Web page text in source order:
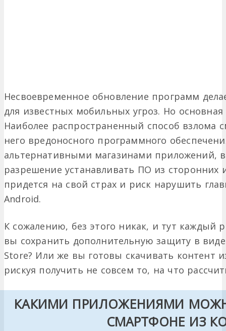
Несвоевременное обновление программ
для известных мобильных угроз. Но
Наиболее распространенный способ взлома
него вредоносного программного
альтернативными магазинами приложений,
разрешение устанавливать ПО из
придется на свой страх и риск нарушить
Android.
К сожалению, без этого никак, и тут каждый
вы сохранить дополнительную защиту в
Store? Или же вы готовы скачивать контент
рискуя получить не совсем то, на что
КАКИМИ ПРИЛОЖЕНИЯМИ
СМАРТФОНЕ ИЗ